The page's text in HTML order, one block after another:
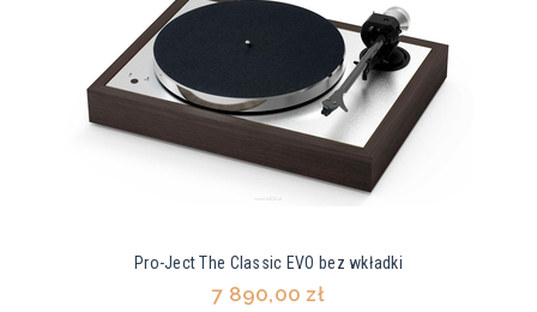
Pro-Ject The Classic EVO bez wkładki
7 890,00 zł